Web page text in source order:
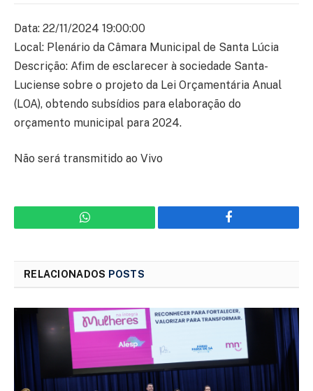
Data: 22/11/2024 19:00:00
Local: Plenário da Câmara Municipal de Santa Lúcia
Descrição: Afim de esclarecer à sociedade Santa-
Luciense sobre o projeto da Lei Orçamentária Anual
(LOA), obtendo subsídios para elaboração do
orçamento municipal para 2024.
Não será transmitido ao Vivo
WhatsApp Facebook
RELACIONADOS POSTS